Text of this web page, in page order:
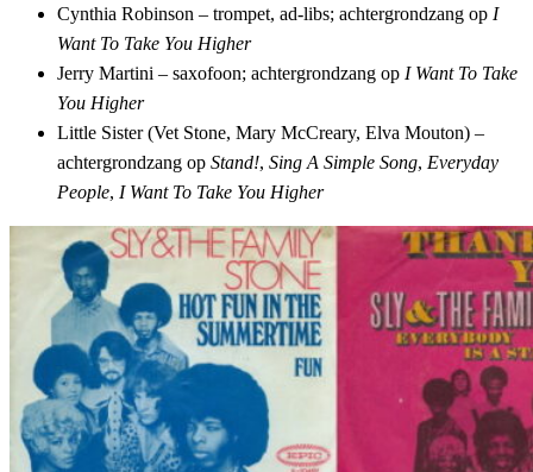
Cynthia Robinson – trompet, ad-libs; achtergrondzang op I
Want To Take You Higher
Jerry Martini – saxofoon; achtergrondzang op I Want To Take
You Higher
Little Sister (Vet Stone, Mary McCreary, Elva Mouton) –
achtergrondzang op Stand!, Sing A Simple Song, Everyday
People, I Want To Take You Higher